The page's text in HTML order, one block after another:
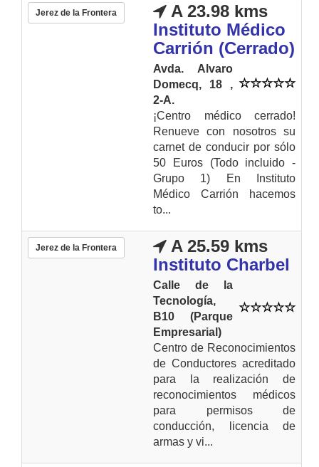
Jerez de la Frontera
A 23.98 kms
Instituto Médico
Carrión (Cerrado)
Avda. Alvaro
Domecq, 18 ,
2-A.
¡Centro médico cerrado!
Renueve con nosotros su
carnet de conducir por sólo
50 Euros (Todo incluido -
Grupo 1) En Instituto
Médico Carrión hacemos
to...
Jerez de la Frontera
A 25.59 kms
Instituto Charbel
Calle de la
Tecnología,
B10 (Parque
Empresarial)
Centro de Reconocimientos
de Conductores acreditado
para la realización de
reconocimientos médicos
para permisos de
conducción, licencia de
armas y vi...